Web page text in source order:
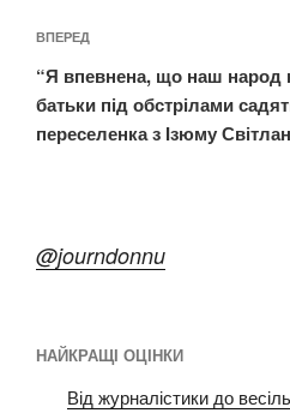
Наступний
запис
ВПЕРЕД
“Я впевнена, що наш народ
батьки під обстрілами
переселенка з Ізюму
@journdonnu
НАЙКРАЩІ ОЦІНКИ
Від журналістики до